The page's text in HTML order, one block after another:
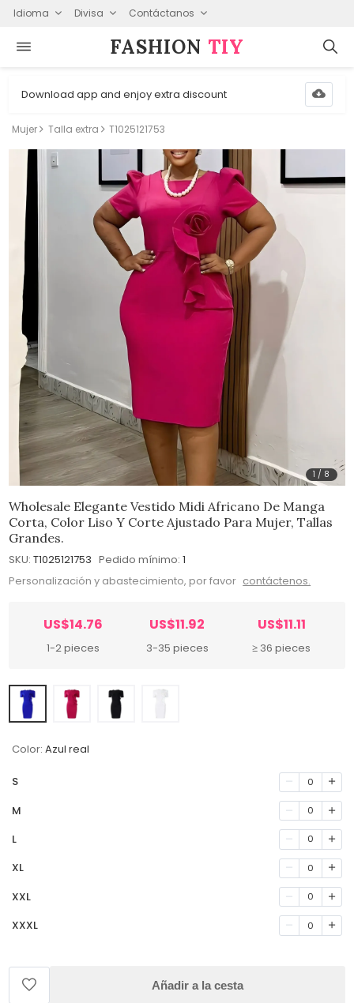
Idioma Divisa Contáctanos
FASHION⁠ TIY
Download app and enjoy extra discount
Mujer Talla extra T1025121753
1 / 8
Wholesale Elegante Vestido Midi Africano De Manga
Corta, Color Liso Y Corte Ajustado Para Mujer, Tallas
Grandes.
SKU: T1025121753 Pedido mínimo: 1
Personalización y abastecimiento, por favor contáctenos.
US$14.76
1-2 pieces
US$11.92
3-35 pieces
US$11.11
≥ 36 pieces
Color: Azul real
S 0
M 0
L 0
XL 0
XXL 0
XXXL 0
Añadir a la cesta